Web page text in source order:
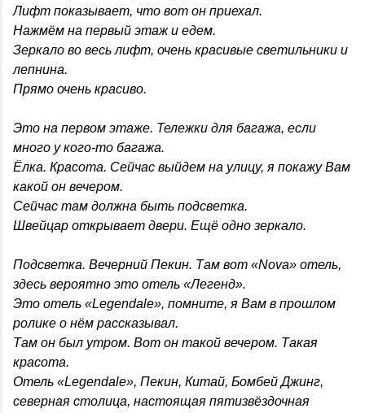
Лифт показывает, что вот он приехал.
Нажмём на первый этаж и едем.
Зеркало во весь лифт, очень красивые светильники и
лепнина.
Прямо очень красиво.
Это на первом этаже. Тележки для багажа, если
много у кого-то багажа.
Ёлка. Красота. Сейчас выйдем на улицу, я покажу Вам
какой он вечером.
Сейчас там должна быть подсветка.
Швейцар открывает двери. Ещё одно зеркало.
Подсветка. Вечерний Пекин. Там вот «Nova» отель,
здесь вероятно это отель «Легенд».
Это отель «Legendale», помните, я Вам в прошлом
ролике о нём рассказывал.
Там он был утром. Вот он такой вечером. Такая
красота.
Отель «Legendale», Пекин, Китай, Бомбей Джинг,
северная столица, настоящая пятизвёздочная